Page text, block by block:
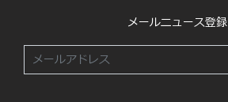
メールニュース登録